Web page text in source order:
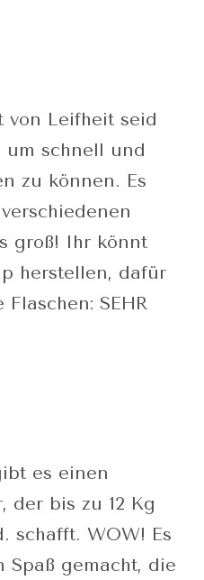
von Leifheit seid
um schnell und
zu können. Es
groß! Ihr könnt
herstellen, dafür
SEHR
es einen
der bis zu 12 Kg
schafft. WOW! Es
Spaß gemacht, die